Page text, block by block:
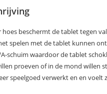
hoes beschermt de tablet tegen
spelen met de tablet kunnen
schuim waardoor de tablet
proeven of in de mond willen
speelgoed verwerkt en en